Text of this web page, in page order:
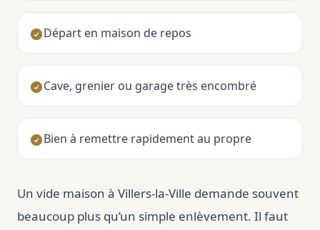
Départ en maison de repos
Cave, grenier ou garage très encombré
Bien à remettre rapidement au propre
Un vide maison à Villers-la-Ville demande souvent
beaucoup plus qu’un simple enlèvement. Il faut